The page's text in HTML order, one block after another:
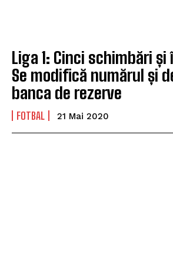
Liga 1: Cinci schimbări și
Se modifică numărul și
banca de rezerve
FOTBAL 21 Mai 2020